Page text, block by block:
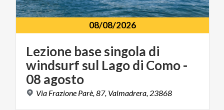
08/08/2026
Lezione base singola di
windsurf sul Lago di Como -
08 agosto
Via Frazione Parè,87, Valmadrera, 23868